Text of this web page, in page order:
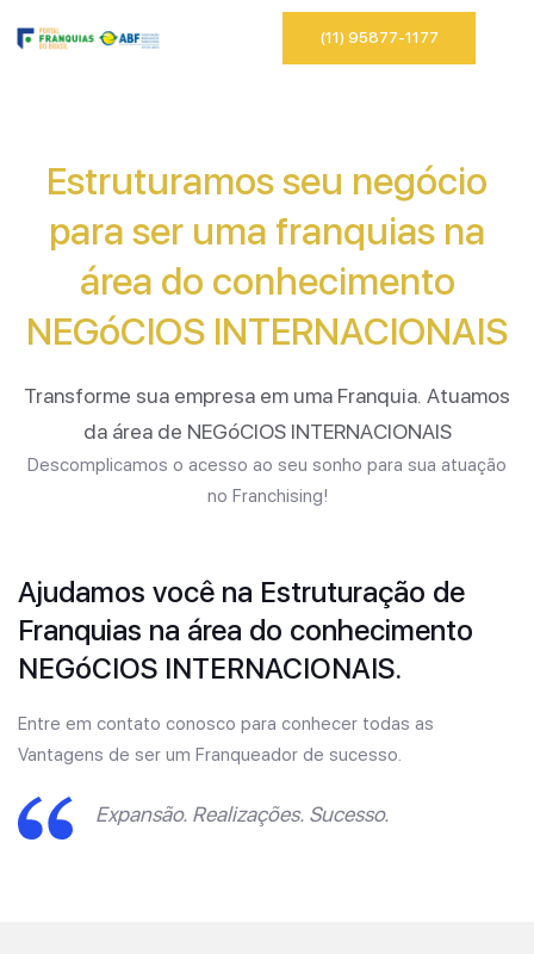
(11) 95877-1177
Estruturamos seu negócio
para ser uma franquias na
área do conhecimento
NEGóCIOS INTERNACIONAIS
Transforme sua empresa em uma Franquia. Atuamos
da área de NEGóCIOS INTERNACIONAIS
Descomplicamos o acesso ao seu sonho para sua atuação
no Franchising!
Ajudamos você na Estruturação de
Franquias na área do conhecimento
NEGóCIOS INTERNACIONAIS.
Entre em contato conosco para conhecer todas as
Vantagens de ser um Franqueador de sucesso.
Expansão. Realizações. Sucesso.